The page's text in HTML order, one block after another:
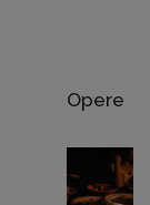
Opere